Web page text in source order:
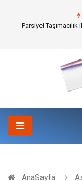
Br544 ile Lastik ve
AnaSayfa